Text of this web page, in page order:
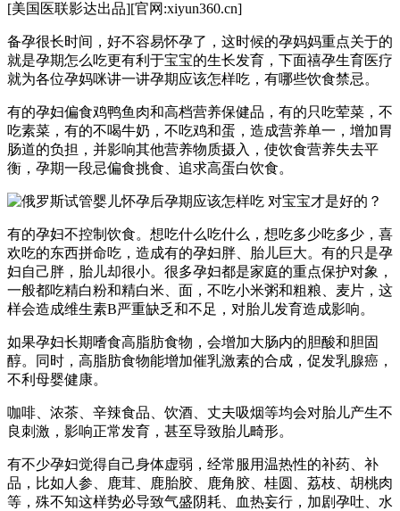
[美国医联影达出品][官网:xiyun360.cn]
备孕很长时间，好不容易怀孕了，这时候的孕妈妈重点关于的
就是孕期怎么吃更有利于宝宝的生长发育，下面禧孕生育医疗
就为各位孕妈咪讲一讲孕期应该怎样吃，有哪些饮食禁忌。
有的孕妇偏食鸡鸭鱼肉和高档营养保健品，有的只吃荤菜，不
吃素菜，有的不喝牛奶，不吃鸡和蛋，造成营养单一，增加胃
肠道的负担，并影响其他营养物质摄入，使饮食营养失去平
衡，孕期一段忌偏食挑食、追求高蛋白饮食。
有的孕妇不控制饮食。想吃什么吃什么，想吃多少吃多少，喜
欢吃的东西拼命吃，造成有的孕妇胖、胎儿巨大。有的只是孕
妇自己胖，胎儿却很小。很多孕妇都是家庭的重点保护对象，
一般都吃精白粉和精白米、面，不吃小米粥和粗粮、麦片，这
样会造成维生素B严重缺乏和不足，对胎儿发育造成影响。
如果孕妇长期嗜食高脂肪食物，会增加大肠内的胆酸和胆固
醇。同时，高脂肪食物能增加催乳激素的合成，促发乳腺癌，
不利母婴健康。
咖啡、浓茶、辛辣食品、饮酒、丈夫吸烟等均会对胎儿产生不
良刺激，影响正常发育，甚至导致胎儿畸形。
有不少孕妇觉得自己身体虚弱，经常服用温热性的补药、补
品，比如人参、鹿茸、鹿胎胶、鹿角胶、桂圆、荔枝、胡桃肉
等，殊不知这样势必导致气盛阴耗、血热妄行，加剧孕吐、水